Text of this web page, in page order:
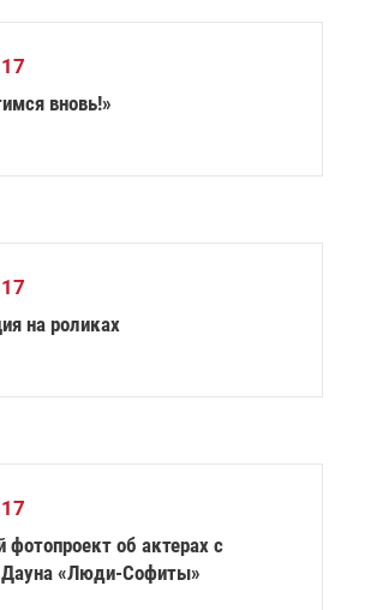
вновь!»
на роликах
фотопроект об актерах с
«Люди-Софиты»